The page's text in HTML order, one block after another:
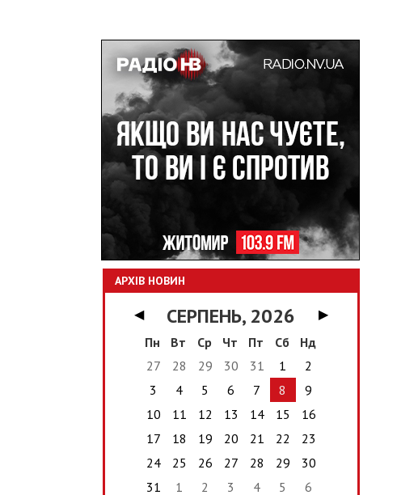
АРХІВ НОВИН
◀ СЕРПЕНЬ, 2026
▶
Пн
Вт Ср Чт Пт Сб
Нд
27
28 29 30 31 1
2
3
4 5 6 7 8
9
10
11 12 13 14 15
16
17
18 19 20 21 22
23
24
25 26 27 28 29
30
31
1 2 3 4 5 6